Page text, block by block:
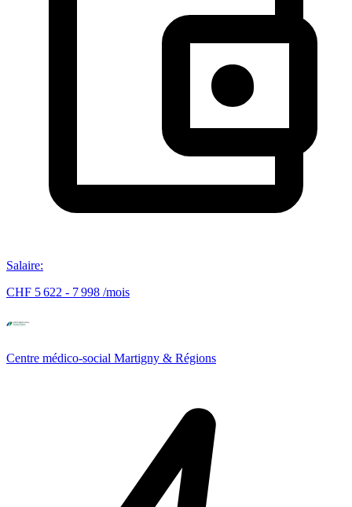
Salaire:
CHF 5 622 - 7 998 /mois
Centre médico-social Martigny & Régions